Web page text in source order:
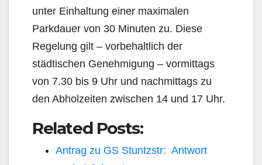
unter Einhaltung einer maximalen
Parkdauer von 30 Minuten zu. Diese
Regelung gilt – vorbehaltlich der
städtischen Genehmigung – vormittags
von 7.30 bis 9 Uhr und nachmittags zu
den Abholzeiten zwischen 14 und 17 Uhr.
Related Posts:
Antrag zu GS Stuntzstr: Antwort